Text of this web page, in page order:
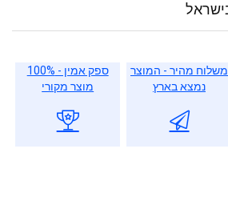
משלוח מהיר - המוצר
נמצא בארץ
ספק אמין - 100%
מוצר מקורי